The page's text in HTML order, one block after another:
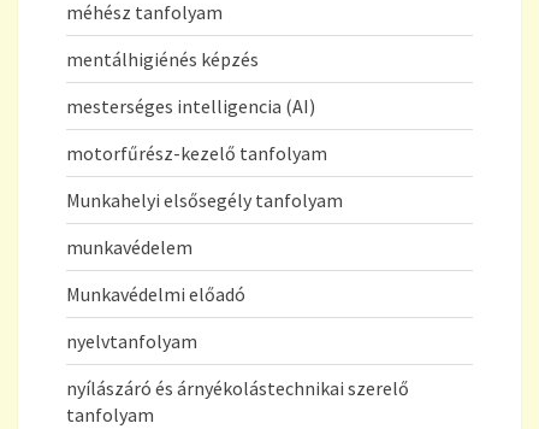
méhész tanfolyam
mentálhigiénés képzés
mesterséges intelligencia (AI)
motorfűrész-kezelő tanfolyam
Munkahelyi elsősegély tanfolyam
munkavédelem
Munkavédelmi előadó
nyelvtanfolyam
nyílászáró és árnyékolástechnikai szerelő
tanfolyam